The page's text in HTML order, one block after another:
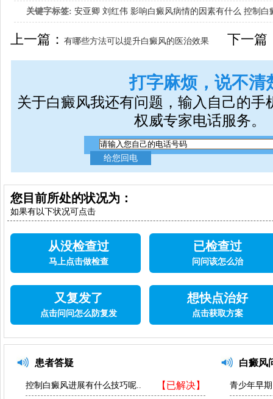
关键字标签: 安亚卿 刘红伟 影响白癜风病情的因素有什么 控制白
女生应该如何治疗呢
上一篇：有哪些方法可以提升白癜风的医治效果
呢
下一篇
打字麻烦，说不清
关于白癜风我还有问题，输入自己的手
权威专家电话服务。
您目前所处的状况为：
如果有以下状况可点击
从没检查过
马上点击做检查
已检查过
问问该怎么治
又复发了
点击问问怎么防复发
想快点治好
点击获取方案
患者答疑
【已解决】
控制白癜风进展有什么技巧呢..
白癜风
青少年早